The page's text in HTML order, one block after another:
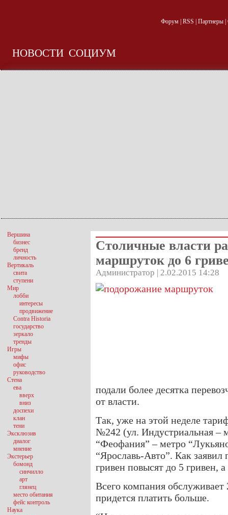
Форум| RSS Партнеры|
НОВОСТИ СОЦИУМ
Столичные власти
маршруток до 6
Администратор | 2.02.2015 14:28
подали более десятка
от власти.
Так, уже на этой неделе
№242 (ул. Индустриальная –
“Феофания” – метро
“Ярославь-Авто”. Как
гривен повысят до 5 гривен,
Всего компания
придется платить больше.
Вершина
бизнес
бренд
личность
Вертикаль
свита
ступени
Мир
лобби
интересы
продвижение
Contra Historia
государство
зеркало
тренды
Игры
мифы
офис
руководство
Стена
ева
вверх
вниз
доспехи
клан
тени
Эксклюзив
диалог
мнение
Экстерьер
бомонд
синчилло
арт
глянец
место обитания
фейс контроль
Наука